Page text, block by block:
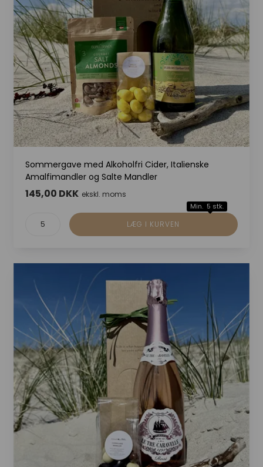
Sommergave med Alkoholfri Cider, Italienske
Amalfimandler og Salte Mandler
145,00 DKK ekskl. moms
Min. 5 stk.